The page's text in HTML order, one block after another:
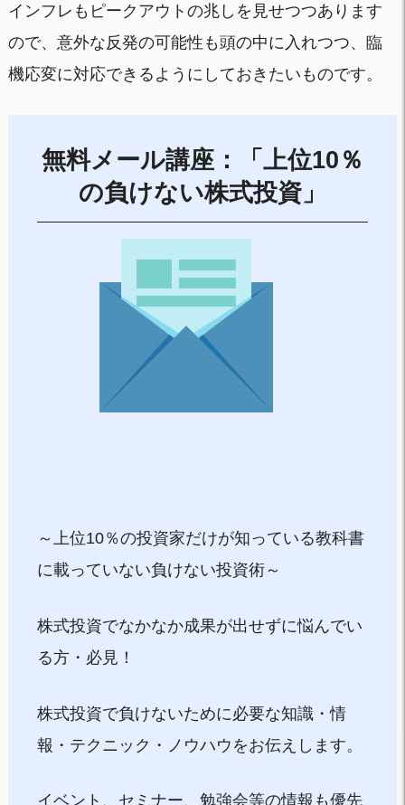
インフレもピークアウトの兆しを見せつつあります
ので、意外な反発の可能性も頭の中に入れつつ、臨
機応変に対応できるようにしておきたいものです。
無料メール講座：「上位10％
の負けない株式投資」
～上位10％の投資家だけが知っている教科書
に載っていない負けない投資術～
株式投資でなかなか成果が出せずに悩んでい
る方・必見！
株式投資で負けないために必要な知識・情
報・テクニック・ノウハウをお伝えします。
イベント、セミナー、勉強会等の情報も優先